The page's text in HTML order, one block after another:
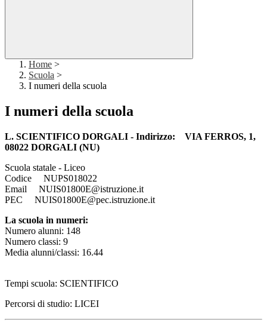
Home >
Scuola >
I numeri della scuola
I numeri della scuola
L. SCIENTIFICO DORGALI - Indirizzo: VIA FERROS, 1,
08022 DORGALI (NU)
Scuola statale - Liceo
Codice NUPS018022
Email NUIS01800E@istruzione.it
PEC NUIS01800E@pec.istruzione.it
La scuola in numeri:
Numero alunni: 148
Numero classi: 9
Media alunni/classi: 16.44
Tempi scuola: SCIENTIFICO
Percorsi di studio: LICEI